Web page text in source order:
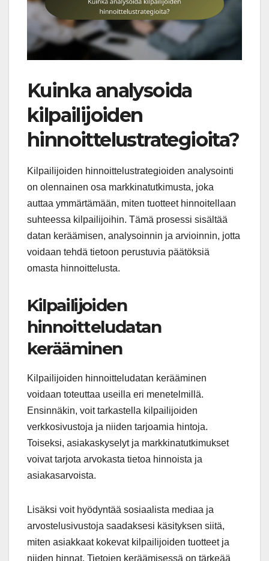
Kuinka analysoida
kilpailijoiden
hinnoittelustrategioita?
Kilpailijoiden hinnoittelustrategioiden analysointi
on olennainen osa markkinatutkimusta, joka
auttaa ymmärtämään, miten tuotteet hinnoitellaan
suhteessa kilpailijoihin. Tämä prosessi sisältää
datan keräämisen, analysoinnin ja arvioinnin, jotta
voidaan tehdä tietoon perustuvia päätöksiä
omasta hinnoittelusta.
Kilpailijoiden
hinnoitteludatan
kerääminen
Kilpailijoiden hinnoitteludatan kerääminen
voidaan toteuttaa useilla eri menetelmillä.
Ensinnäkin, voit tarkastella kilpailijoiden
verkkosivustoja ja niiden tarjoamia hintoja.
Toiseksi, asiakaskyselyt ja markkinatutkimukset
voivat tarjota arvokasta tietoa hinnoista ja
asiakasarvoista.
Lisäksi voit hyödyntää sosiaalista mediaa ja
arvostelusivustoja saadaksesi käsityksen siitä,
miten asiakkaat kokevat kilpailijoiden tuotteet ja
niiden hinnat. Tietojen keräämisessä on tärkeää